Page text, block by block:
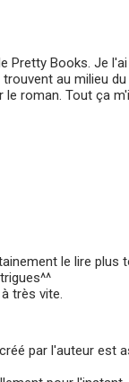
Pretty Books. Je
au milieu du
roman. Tout ça
le lire plus
très vite.
par l'auteur est